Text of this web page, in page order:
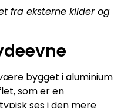
fra eksterne kilder og
bygget i aluminium
som er en